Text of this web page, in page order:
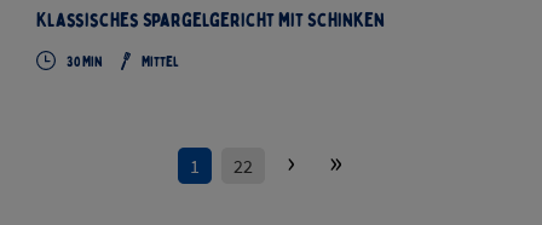
Klassisches Spargelgericht mit Schinken
30 Min Mittel
1 22 › »